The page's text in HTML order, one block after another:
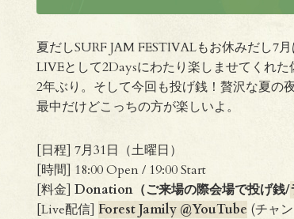
夏だしSURF JAM FESTIVALもお休みだし7
LIVEとして2Daysにわたり楽しませてくれ
2年ぶり。そして今回も投げ銭！贅沢な夏の
最中だけどこっちの方が楽しいよ。
[日程] 7月31日（土曜日）
[時間] 18:00 Open / 19:00 Start
[料金] Donation（ご来場の際会場で投げ銭/
[Live配信] Forest Jamily @YouTube (チャ